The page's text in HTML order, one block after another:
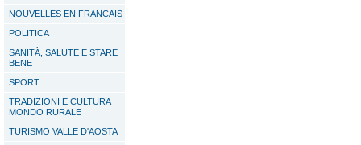
NOUVELLES EN FRANCAIS
POLITICA
SANITÀ, SALUTE E STARE
BENE
SPORT
TRADIZIONI E CULTURA
MONDO RURALE
TURISMO VALLE D'AOSTA